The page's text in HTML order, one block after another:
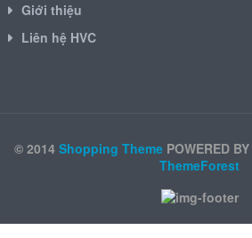
Giới thiệu
Liên hệ HVC
© 2014 Shopping Theme POWERED BY
ThemeForest